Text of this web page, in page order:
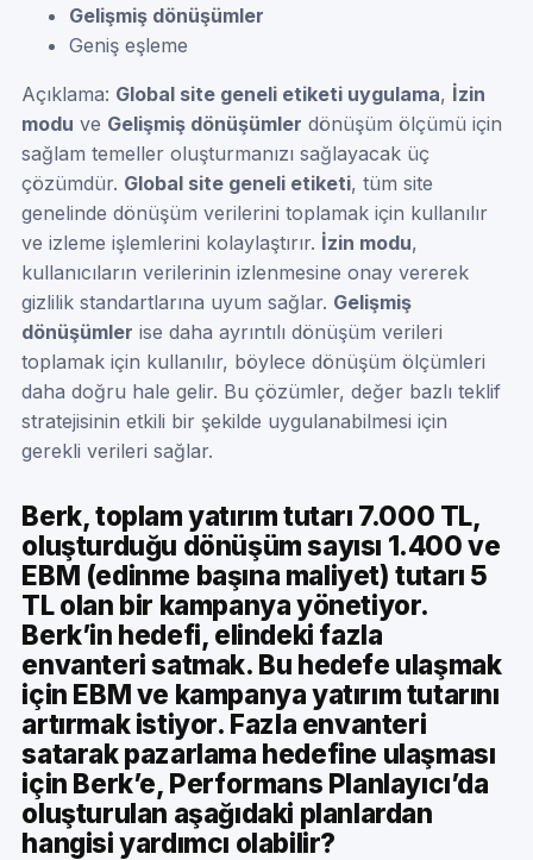
Gelişmiş dönüşümler
Geniş eşleme
Açıklama: Global site geneli etiketi uygulama, İzin
modu ve Gelişmiş dönüşümler dönüşüm ölçümü için
sağlam temeller oluşturmanızı sağlayacak üç
çözümdür. Global site geneli etiketi, tüm site
genelinde dönüşüm verilerini toplamak için kullanılır
ve izleme işlemlerini kolaylaştırır. İzin modu,
kullanıcıların verilerinin izlenmesine onay vererek
gizlilik standartlarına uyum sağlar. Gelişmiş
dönüşümler ise daha ayrıntılı dönüşüm verileri
toplamak için kullanılır, böylece dönüşüm ölçümleri
daha doğru hale gelir. Bu çözümler, değer bazlı teklif
stratejisinin etkili bir şekilde uygulanabilmesi için
gerekli verileri sağlar.
Berk, toplam yatırım tutarı 7.000 TL,
oluşturduğu dönüşüm sayısı 1.400 ve
EBM (edinme başına maliyet) tutarı 5
TL olan bir kampanya yönetiyor.
Berk’in hedefi, elindeki fazla
envanteri satmak. Bu hedefe ulaşmak
için EBM ve kampanya yatırım tutarını
artırmak istiyor. Fazla envanteri
satarak pazarlama hedefine ulaşması
için Berk’e, Performans Planlayıcı’da
oluşturulan aşağıdaki planlardan
hangisi yardımcı olabilir?